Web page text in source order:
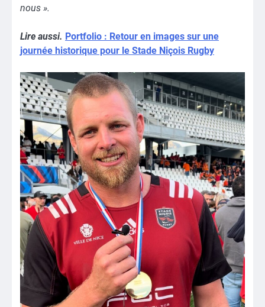
nous ».
Lire aussi. Portfolio : Retour en images sur une
journée historique pour le Stade Niçois Rugby